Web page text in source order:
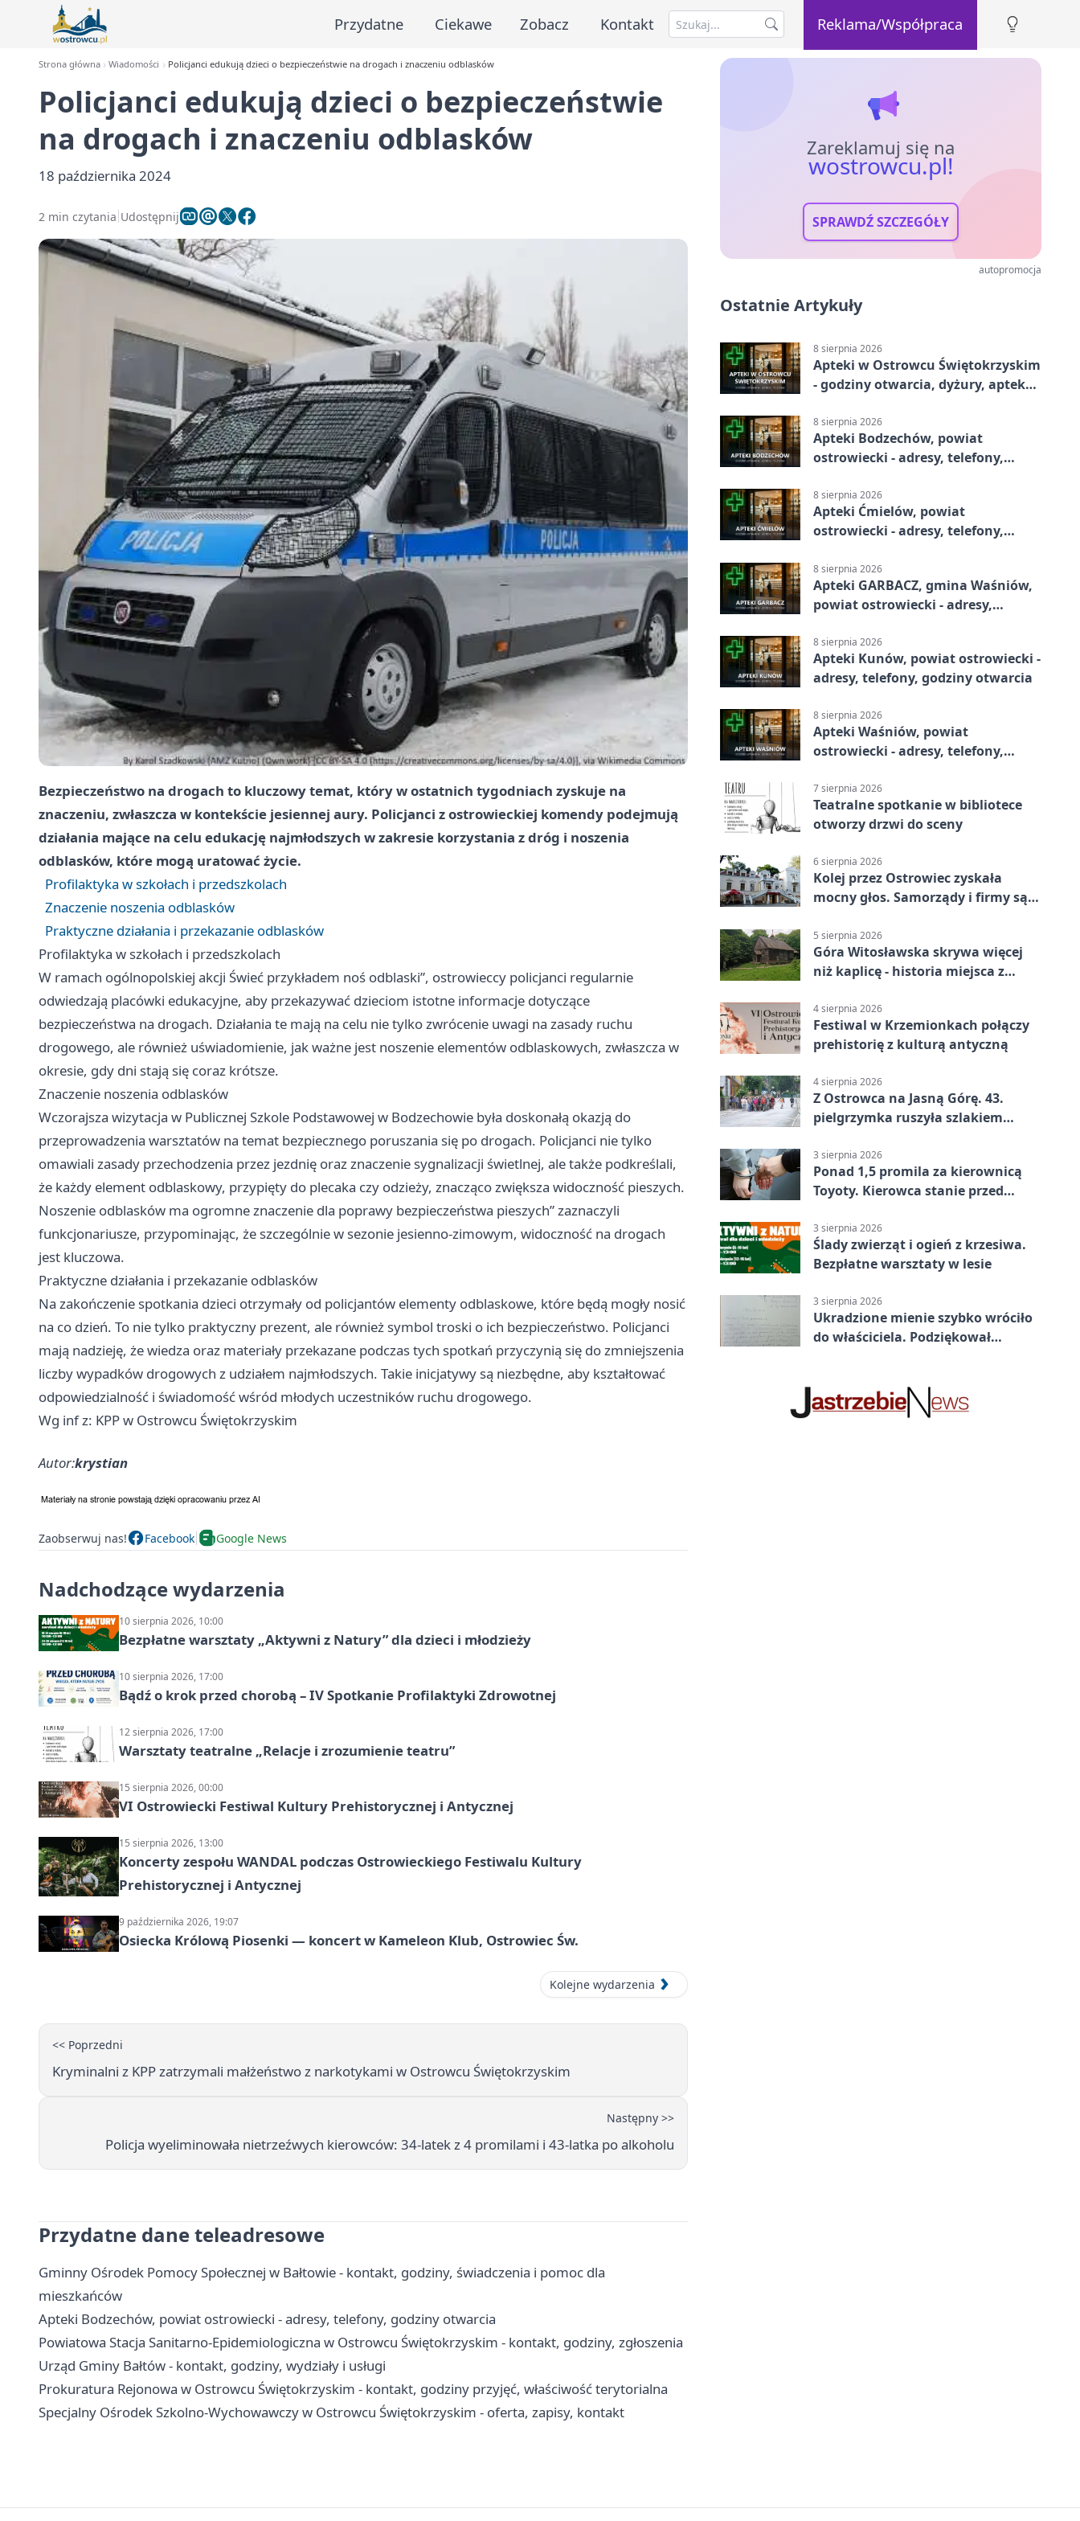
Przydatne Ciekawe Zobacz Kontakt Reklama/Współpraca
Strona główna Wiadomości Policjanci edukują dzieci o bezpieczeństwie na drogach i znaczeniu odblasków
Policjanci edukują dzieci o bezpieczeństwie
na drogach i znaczeniu odblasków
18 października 2024
2 min czytania Udostępnij
Bezpieczeństwo na drogach to kluczowy temat, który w ostatnich tygodniach zyskuje na
znaczeniu, zwłaszcza w kontekście jesiennej aury. Policjanci z ostrowieckiej komendy podejmują
działania mające na celu edukację najmłodszych w zakresie korzystania z dróg i noszenia
odblasków, które mogą uratować życie.
Profilaktyka w szkołach i przedszkolach
Znaczenie noszenia odblasków
Praktyczne działania i przekazanie odblasków
Profilaktyka w szkołach i przedszkolach
W ramach ogólnopolskiej akcji Świeć przykładem noś odblaski”, ostrowieccy policjanci regularnie
odwiedzają placówki edukacyjne, aby przekazywać dzieciom istotne informacje dotyczące
bezpieczeństwa na drogach. Działania te mają na celu nie tylko zwrócenie uwagi na zasady ruchu
drogowego, ale również uświadomienie, jak ważne jest noszenie elementów odblaskowych, zwłaszcza w
okresie, gdy dni stają się coraz krótsze.
Znaczenie noszenia odblasków
Wczorajsza wizytacja w Publicznej Szkole Podstawowej w Bodzechowie była doskonałą okazją do
przeprowadzenia warsztatów na temat bezpiecznego poruszania się po drogach. Policjanci nie tylko
omawiali zasady przechodzenia przez jezdnię oraz znaczenie sygnalizacji świetlnej, ale także podkreślali,
że każdy element odblaskowy, przypięty do plecaka czy odzieży, znacząco zwiększa widoczność pieszych.
Noszenie odblasków ma ogromne znaczenie dla poprawy bezpieczeństwa pieszych” zaznaczyli
funkcjonariusze, przypominając, że szczególnie w sezonie jesienno-zimowym, widoczność na drogach
jest kluczowa.
Praktyczne działania i przekazanie odblasków
Na zakończenie spotkania dzieci otrzymały od policjantów elementy odblaskowe, które będą mogły nosić
na co dzień. To nie tylko praktyczny prezent, ale również symbol troski o ich bezpieczeństwo. Policjanci
mają nadzieję, że wiedza oraz materiały przekazane podczas tych spotkań przyczynią się do zmniejszenia
liczby wypadków drogowych z udziałem najmłodszych. Takie inicjatywy są niezbędne, aby kształtować
odpowiedzialność i świadomość wśród młodych uczestników ruchu drogowego.
Wg inf z: KPP w Ostrowcu Świętokrzyskim
Autor:krystian
Zaobserwuj nas! Facebook Google News
Nadchodzące wydarzenia
10 sierpnia 2026, 10:00
Bezpłatne warsztaty „Aktywni z Natury” dla dzieci i młodzieży
10 sierpnia 2026, 17:00
Bądź o krok przed chorobą – IV Spotkanie Profilaktyki Zdrowotnej
12 sierpnia 2026, 17:00
Warsztaty teatralne „Relacje i zrozumienie teatru”
15 sierpnia 2026, 00:00
VI Ostrowiecki Festiwal Kultury Prehistorycznej i Antycznej
15 sierpnia 2026, 13:00
Koncerty zespołu WANDAL podczas Ostrowieckiego Festiwalu Kultury
Prehistorycznej i Antycznej
9 października 2026, 19:07
Osiecka Królową Piosenki — koncert w Kameleon Klub, Ostrowiec Św.
Kolejne wydarzenia
<< Poprzedni
Kryminalni z KPP zatrzymali małżeństwo z narkotykami w Ostrowcu Świętokrzyskim
Następny >>
Policja wyeliminowała nietrzeźwych kierowców: 34-latek z 4 promilami i 43-latka po alkoholu
Przydatne dane teleadresowe
Gminny Ośrodek Pomocy Społecznej w Bałtowie - kontakt, godziny, świadczenia i pomoc dla
mieszkańców
Apteki Bodzechów, powiat ostrowiecki - adresy, telefony, godziny otwarcia
Powiatowa Stacja Sanitarno-Epidemiologiczna w Ostrowcu Świętokrzyskim - kontakt, godziny, zgłoszenia
Urząd Gminy Bałtów - kontakt, godziny, wydziały i usługi
Prokuratura Rejonowa w Ostrowcu Świętokrzyskim - kontakt, godziny przyjęć, właściwość terytorialna
Specjalny Ośrodek Szkolno-Wychowawczy w Ostrowcu Świętokrzyskim - oferta, zapisy, kontakt
Zareklamuj się na
wostrowcu.pl!
SPRAWDŹ SZCZEGÓŁY
autopromocja
Ostatnie Artykuły
8 sierpnia 2026
Apteki w Ostrowcu Świętokrzyskim
- godziny otwarcia, dyżury, apteka
8 sierpnia 2026
Apteki Bodzechów, powiat
ostrowiecki - adresy, telefony,
8 sierpnia 2026
Apteki Ćmielów, powiat
ostrowiecki - adresy, telefony,
8 sierpnia 2026
Apteki GARBACZ, gmina Waśniów,
powiat ostrowiecki - adresy,
8 sierpnia 2026
Apteki Kunów, powiat ostrowiecki -
adresy, telefony, godziny otwarcia
8 sierpnia 2026
Apteki Waśniów, powiat
ostrowiecki - adresy, telefony,
7 sierpnia 2026
Teatralne spotkanie w bibliotece
otworzy drzwi do sceny
6 sierpnia 2026
Kolej przez Ostrowiec zyskała
mocny głos. Samorządy i firmy są
5 sierpnia 2026
Góra Witosławska skrywa więcej
niż kaplicę - historia miejsca z
4 sierpnia 2026
Festiwal w Krzemionkach połączy
prehistorię z kulturą antyczną
4 sierpnia 2026
Z Ostrowca na Jasną Górę. 43.
pielgrzymka ruszyła szlakiem
3 sierpnia 2026
Ponad 1,5 promila za kierownicą
Toyoty. Kierowca stanie przed
3 sierpnia 2026
Ślady zwierząt i ogień z krzesiwa.
Bezpłatne warsztaty w lesie
3 sierpnia 2026
Ukradzione mienie szybko wróciło
do właściciela. Podziękował